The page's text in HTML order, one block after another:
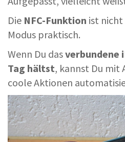
Die NFC-Funktion ist nicht
Modus praktisch.
Wenn Du dasverbundene
Tag hältst, kannst Du mit
coole Aktionen